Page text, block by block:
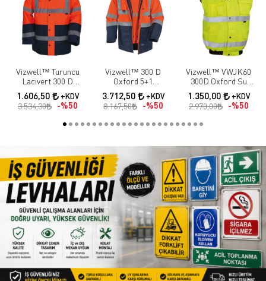
Vizwell™ Turuncu
Lacivert 300 D
Oxford İki Renkli
Reflektörlü Parka
1.606,50 +KDV
3.534,30 %50
Vizwell™ 300 D
Oxford 5+1
Reflektörlü Parka 5
Farklı Kullanım
Modeli / Turuncu
3.712,50 +KDV
8.167,50 %50
Vizwell™ VWJK60
300D Oxford Su
Geçirmez Reflektörlü
Sarı Yüksek
Görünürlük Yelek
1.350,00 +KDV
2.970,00 %50